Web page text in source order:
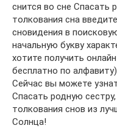
снится во сне Спасать
толкования сна
сновидения в
начальную букву
хотите получить
бесплатно по
Сейчас вы можете
Спасать родную
толкования снов из
Солнца!